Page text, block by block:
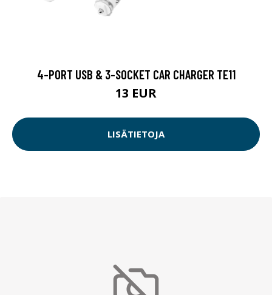
4-PORT USB & 3-SOCKET CAR CHARGER TE11
13 EUR
LISÄTIETOJA